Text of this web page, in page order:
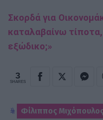
Σκορδά για
καταλαβαίνω τίποτα,
εξώδικο;»
3
SHARES
Φίλιππος